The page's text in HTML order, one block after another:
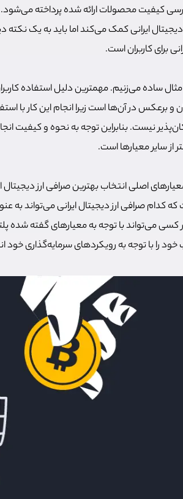
کیفیت محصولات ارائه شده پرداخته می‌شود.
دیجیتال ایرانی کمک می‌کند اما باید به یک
برای کاربران است.
ساده می‌زنیم. مهمترین دلیل استفاده کاربران
و برعکس در آن‌ها است زیرا انجام این کار با
نیست. بنابراین توجه به نحوه و کیفیت
از سایر معیارها است.
اصلی انتخاب بهترین صرافی ارز دیجیتال
صرافی ارز دیجیتال ایرانی می‌تواند به
می‌تواند با توجه به معیارهای گفته شده
را با توجه به رویکردهای سرمایه‌گذاری خود